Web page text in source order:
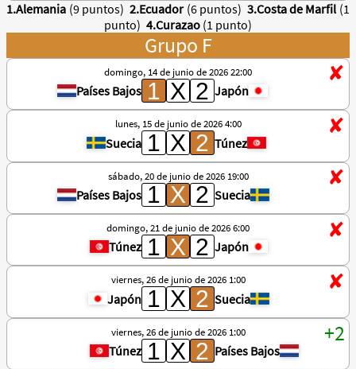
1.Alemania (9 puntos) 2.Ecuador (6 puntos) 3.Costa de Marfil (1
punto) 4.Curazao (1 punto)
Grupo F
domingo, 14 de junio de 2026 22:00
Países Bajos Japón
lunes, 15 de junio de 2026 4:00
Suecia Túnez
sábado, 20 de junio de 2026 19:00
Países Bajos Suecia
domingo, 21 de junio de 2026 6:00
Túnez Japón
viernes, 26 de junio de 2026 1:00
Japón Suecia
viernes, 26 de junio de 2026 1:00
Túnez
Países Bajos